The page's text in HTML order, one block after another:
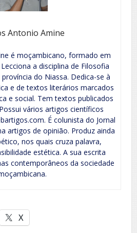
Antonio Amine
é moçambicano, formado em
a disciplina de Filosofia
do Niassa. Dedica-se à
e de textos literários marcados
e social. Tem textos publicados
vários artigos científicos
É colunista do Jornal
artigos de opinião. Produz ainda
nos quais cruza palavra,
estética. A sua escrita
contemporâneos da sociedade
X